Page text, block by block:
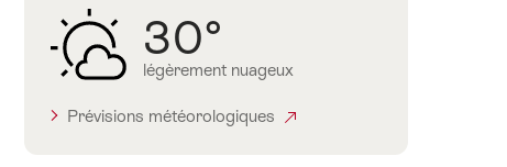
30°
légèrement nuageux
Prévisions météorologiques